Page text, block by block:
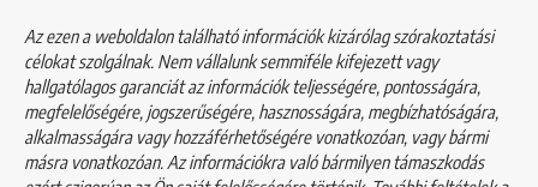
Az ezen a weboldalon található információk kizárólag szórakoztatási
célokat szolgálnak. Nem vállalunk semmiféle kifejezett vagy
hallgatólagos garanciát az információk teljességére, pontosságára,
megfelelőségére, jogszerűségére, hasznosságára, megbízhatóságára,
alkalmasságára vagy hozzáférhetőségére vonatkozóan, vagy bármi
másra vonatkozóan. Az információkra való bármilyen támaszkodás